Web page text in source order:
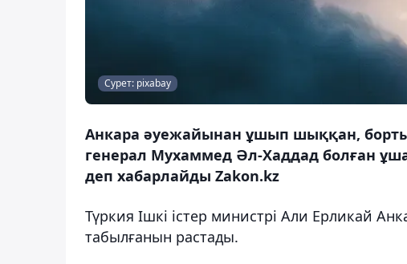
Сурет: pixabay
Анкара әуежайынан ұшып шыққан,
генерал Мухаммед Әл-Хаддад болған
деп хабарлайды Zakon.kz
Түркия Ішкі істер министрі Али Ерликай
табылғанын растады.